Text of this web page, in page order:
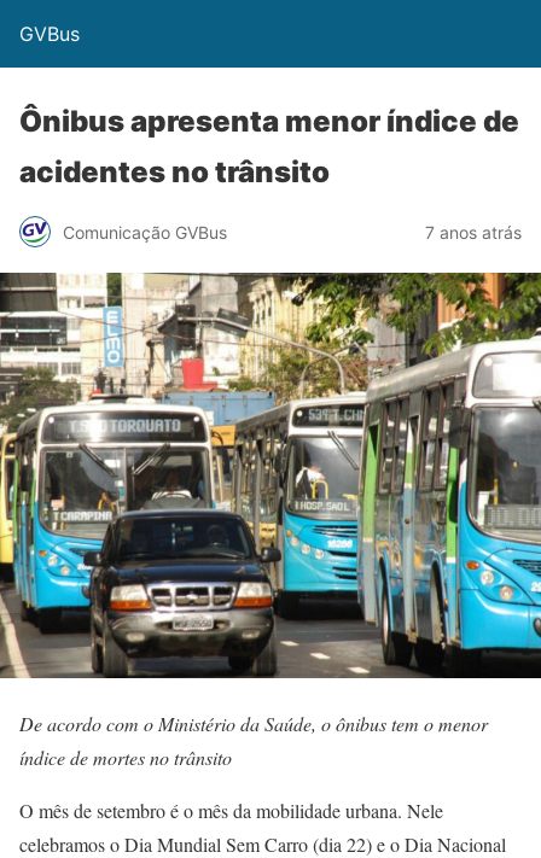
GVBus
Ônibus apresenta menor índice de
acidentes no trânsito
Comunicação GVBus 7 anos atrás
De acordo com o Ministério da Saúde, o ônibus tem o menor
índice de mortes no trânsito
O mês de setembro é o mês da mobilidade urbana. Nele
celebramos o Dia Mundial Sem Carro (dia 22) e o Dia Nacional